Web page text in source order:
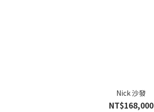
Nick 沙發
NT$168,000